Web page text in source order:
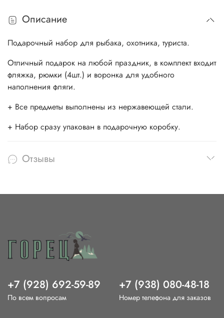
Описание
Подарочный набор для рыбака, охотника, туриста.
Отличный подарок на любой праздник, в комплект входит
фляжка, рюмки (4шт.) и воронка для удобного
наполнения фляги.
+ Все предметы выполнены из нержавеющей стали.
+ Набор сразу упакован в подарочную коробку.
Отзывы
+7 (928) 692-59-89
По всем вопросам
+7 (938) 080-48-18
Номер телефона для заказов